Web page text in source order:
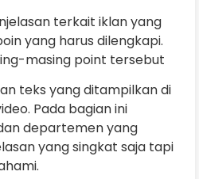
terkait iklan yang
yang harus dilengkapi.
masing point tersebut
teks yang ditampilkan di
Pada bagian ini
departemen yang
yang singkat saja tapi